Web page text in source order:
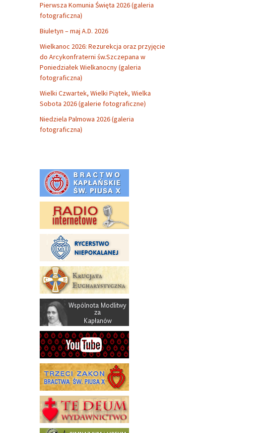
Pierwsza Komunia Święta 2026 (galeria
fotograficzna)
Biuletyn – maj A.D. 2026
Wielkanoc 2026: Rezurekcja oraz przyjęcie
do Arcykonfraterni św.Szczepana w
Poniedziałek Wielkanocny (galeria
fotograficzna)
Wielki Czwartek, Wielki Piątek, Wielka
Sobota 2026 (galerie fotograficzne)
Niedziela Palmowa 2026 (galeria
fotograficzna)